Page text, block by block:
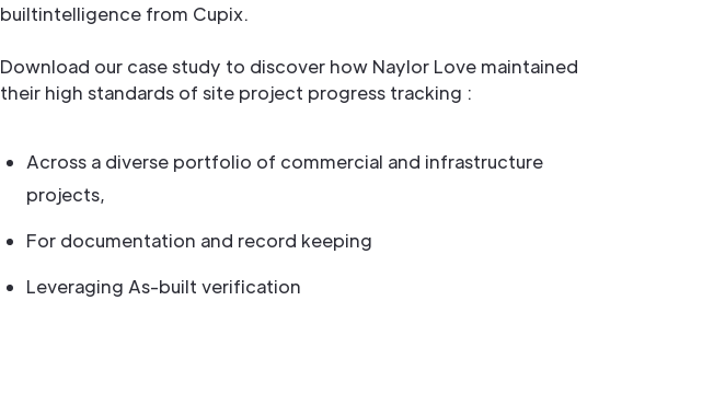
builtintelligence from Cupix.
Download our case study to discover how Naylor Love maintained
their high standards of site project progress tracking :
Across a diverse portfolio of commercial and infrastructure
projects,
For documentation and record keeping
Leveraging As-built verification